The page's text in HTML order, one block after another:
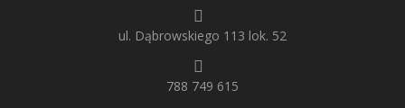
ul. Dąbrowskiego 113 lok. 52
788 749 615